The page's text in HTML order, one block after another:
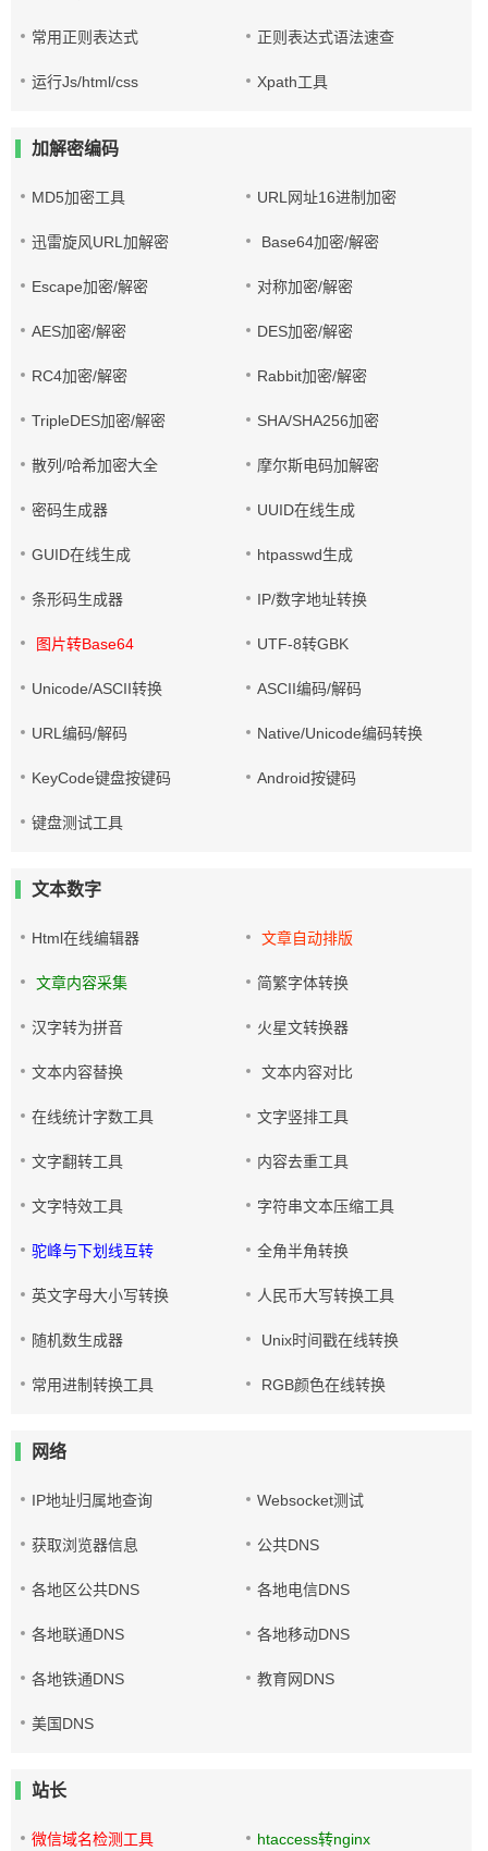
常用正则表达式 正则表达式语法速查
运行Js/html/css Xpath工具
加解密编码
MD5加密工具 URL网址16进制加密
迅雷旋风URL加解密 Base64加密/解密
Escape加密/解密 对称加密/解密
AES加密/解密 DES加密/解密
RC4加密/解密 Rabbit加密/解密
TripleDES加密/解密 SHA/SHA256加密
散列/哈希加密大全 摩尔斯电码加解密
密码生成器 UUID在线生成
GUID在线生成 htpasswd生成
条形码生成器 IP/数字地址转换
图片转Base64 UTF-8转GBK
Unicode/ASCII转换 ASCII编码/解码
URL编码/解码 Native/Unicode编码转换
KeyCode键盘按键码 Android按键码
键盘测试工具
文本数字
Html在线编辑器 文章自动排版
文章内容采集 简繁字体转换
汉字转为拼音 火星文转换器
文本内容替换 文本内容对比
在线统计字数工具 文字竖排工具
文字翻转工具 内容去重工具
文字特效工具 字符串文本压缩工具
驼峰与下划线互转 全角半角转换
英文字母大小写转换 人民币大写转换工具
随机数生成器 Unix时间戳在线转换
常用进制转换工具 RGB颜色在线转换
网络
IP地址归属地查询 Websocket测试
获取浏览器信息 公共DNS
各地区公共DNS 各地电信DNS
各地联通DNS 各地移动DNS
各地铁通DNS 教育网DNS
美国DNS
站长
微信域名检测工具 htaccess转nginx